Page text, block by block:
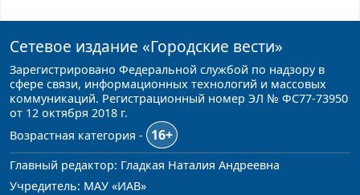
Сетевое издание «Городские вести»
Зарегистрировано Федеральной службой по надзору в
сфере связи, информационных технологий и массовых
коммуникаций. Регистрационный номер ЭЛ № ФС77-73950
от 12 октября 2018 г.
Возрастная категория -
16+
Главный редактор: Гладкая Наталия Андреевна
Учредитель: МАУ «ИАВ»